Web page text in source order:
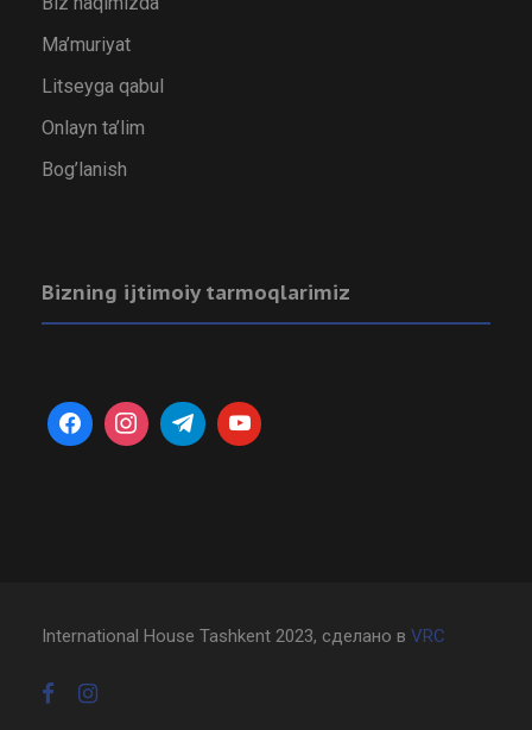
Ma’muriyat
Litseyga qabul
Onlayn ta’lim
Bog’lanish
Bizning ijtimoiy tarmoqlarimiz
International House Tashkent 2023, сделано в VRC